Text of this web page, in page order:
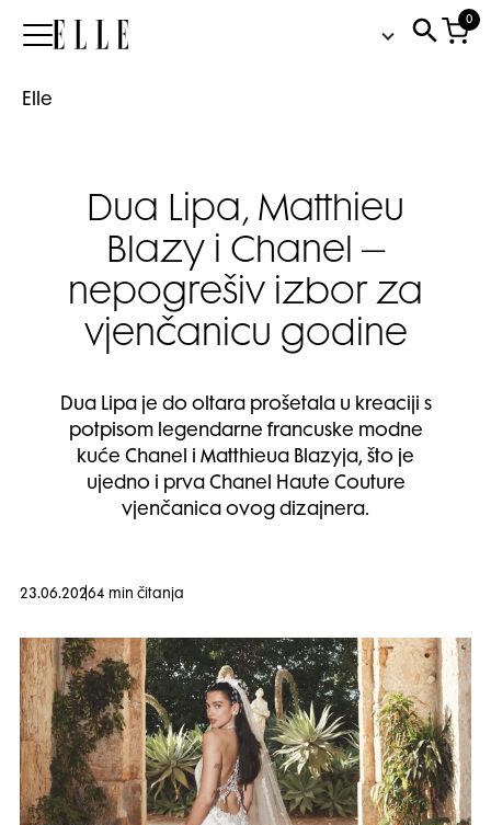
Elle
0
Elle
Dua Lipa, Matthieu
Blazy i Chanel –
nepogrešiv izbor za
vjenčanicu godine
Dua Lipa je do oltara prošetala u kreaciji s
potpisom legendarne francuske modne
kuće Chanel i Matthieua Blazyja, što je
ujedno i prva Chanel Haute Couture
vjenčanica ovog dizajnera.
23.06.20264 min čitanja